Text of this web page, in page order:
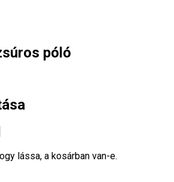
póló
lássa, a kosárban van-e.